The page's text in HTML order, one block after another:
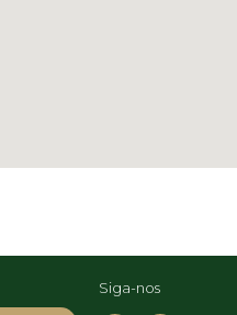
Siga-nos